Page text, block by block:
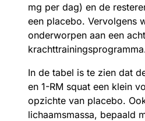
mg per dag) en de
een placebo. Vervolgens
onderworpen aan een
In de tabel is te zien dat
en 1-RM squat een klein
opzichte van placebo.
lichaamsmassa, bepaald